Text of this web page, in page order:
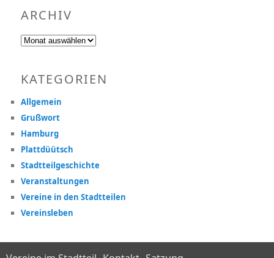
ARCHIV
Archiv
KATEGORIEN
Allgemein
Grußwort
Hamburg
Plattdüütsch
Stadtteilgeschichte
Veranstaltungen
Vereine in den Stadtteilen
Vereinsleben